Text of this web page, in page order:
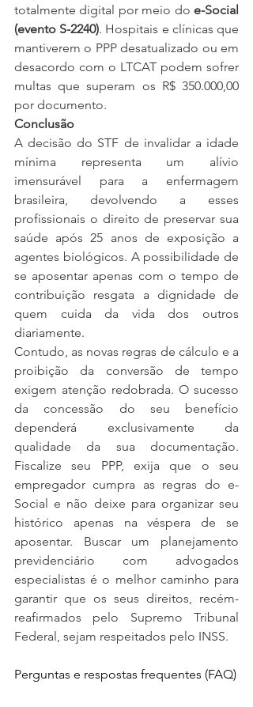
totalmente digital por meio do e-Social
(evento S-2240). Hospitais e clínicas que
mantiverem o PPP desatualizado ou em
desacordo com o LTCAT podem sofrer
multas que superam os R$ 350.000,00
por documento.
Conclusão
A decisão do STF de invalidar a idade
mínima representa um alívio
imensurável para a enfermagem
brasileira, devolvendo a esses
profissionais o direito de preservar sua
saúde após 25 anos de exposição a
agentes biológicos. A possibilidade de
se aposentar apenas com o tempo de
contribuição resgata a dignidade de
quem cuida da vida dos outros
diariamente.
Contudo, as novas regras de cálculo e a
proibição da conversão de tempo
exigem atenção redobrada. O sucesso
da concessão do seu benefício
dependerá exclusivamente da
qualidade da sua documentação.
Fiscalize seu PPP, exija que o seu
empregador cumpra as regras do e-
Social e não deixe para organizar seu
histórico apenas na véspera de se
aposentar. Buscar um planejamento
previdenciário com advogados
especialistas é o melhor caminho para
garantir que os seus direitos, recém-
reafirmados pelo Supremo Tribunal
Federal, sejam respeitados pelo INSS.
Perguntas e respostas frequentes (FAQ)